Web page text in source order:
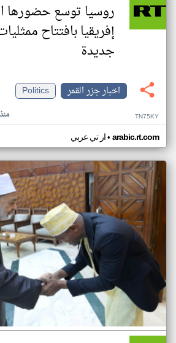
روسيا توسع حضورها
جديدة
اخبار جزر القمر
Politics
TN75KY
ار تي عربي• arabic.rt.com